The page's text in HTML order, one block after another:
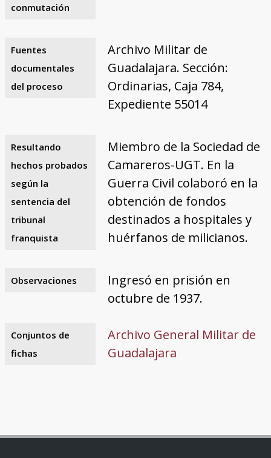
conmutación
Fuentes
documentales
del proceso
Archivo Militar de
Guadalajara. Sección:
Ordinarias, Caja 784,
Expediente 55014
Resultando
hechos probados
según la
sentencia del
tribunal
franquista
Miembro de la Sociedad de
Camareros-UGT. En la
Guerra Civil colaboró en la
obtención de fondos
destinados a hospitales y
huérfanos de milicianos.
Observaciones
Ingresó en prisión en
octubre de 1937.
Conjuntos de
fichas
Archivo General Militar de
Guadalajara